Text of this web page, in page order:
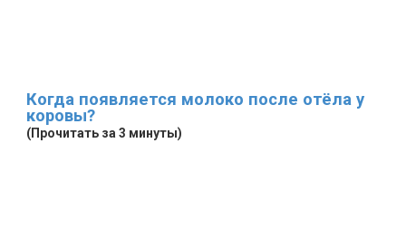
Когда появляется молоко после отёла у
коровы?
(Прочитать за 3 минуты)